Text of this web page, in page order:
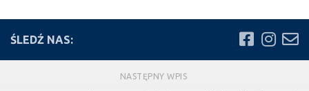
ŚLEDŹ NAS:
NASTĘPNY WPIS